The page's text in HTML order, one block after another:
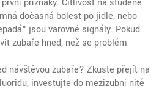
příznaky. Citlivost na studené
dočasná bolest po jídle, nebo
jsou varovné signály. Pokud
zubaře hned, než se problém
návštěvou zubaře? Zkuste přejít na
investujte do mezizubní nitě